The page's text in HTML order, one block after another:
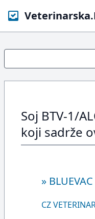
Soj BTV-1/
koji sadrže
»
CZ